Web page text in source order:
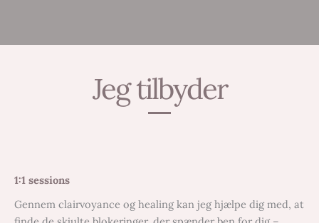
Jeg tilbyder
1:1 sessions
Gennem clairvoyance og healing kan jeg hjælpe dig med, at